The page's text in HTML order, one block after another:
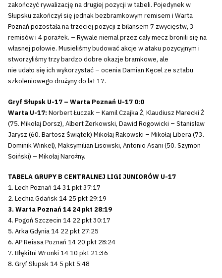
zakończyć rywalizację na drugiej pozycji w tabeli. Pojedynek w
Słupsku zakończył się jednak bezbramkowym remisem i Warta
Poznań pozostała na trzeciej pozycji z bilansem 7 zwycięstw, 3
remisów i 4 porażek. – Rywale niemal przez cały mecz bronili się na
własnej połowie. Musieliśmy budować akcje w ataku pozycyjnym i
stworzyliśmy trzy bardzo dobre okazje bramkowe, ale
nie udało się ich wykorzystać – ocenia Damian Kęcel ze sztabu
szkoleniowego drużyny do lat 17.
Gryf Słupsk U-17 – Warta Poznań U-17 0:0
Warta U-17: Norbert Łuczak – Kamil Czajka Ż, Klaudiusz Marecki Ż
(75. Mikołaj Dorsz), Albert Żerkowski, Dawid Rogowicki – Stanisław
Jarysz (60. Bartosz Świątek) Mikołaj Rakowski – Mikołaj Libera (73.
Dominik Winkel), Maksymilian Lisowski, Antonio Asani (50. Szymon
Soiński) – Mikołaj Narożny.
TABELA GRUPY B CENTRALNEJ LIGI JUNIORÓW U-17
1. Lech Poznań 14 31 pkt 37:17
2. Lechia Gdańsk 14 25 pkt 29:19
3. Warta Poznań 14 24 pkt 28:19
4. Pogoń Szczecin 14 22 pkt 30:17
5. Arka Gdynia 14 22 pkt 27:25
6. AP Reissa Poznań 14 20 pkt 28:24
7. Błękitni Wronki 14 10 pkt 21:36
8. Gryf Słupsk 14 5 pkt 5:48